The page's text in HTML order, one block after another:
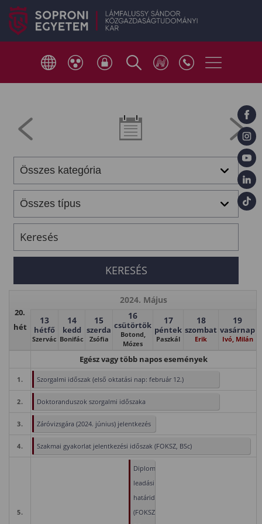
20.
hét
2024. Május
13
hétfő
Szervác
14
kedd
Bonifác
15
szerda
Zsófia
16
csütörtök
Botond,
Mózes
17
péntek
Paszkál
18
szombat
Erik
19
vasárnap
Ivó, Milán
Egész vagy több napos események
1. Szorgalmi időszak (első oktatási nap: február 12.)
2. Doktoranduszok szorgalmi időszaka
3. Záróvizsgára (2024. június) jelentkezés
4. Szakmai gyakorlat jelentkezési időszak (FOKSZ, BSc)
5.
Diploma/szakdolgozat/záródolgozat
leadási
határidő
(FOKSZ,